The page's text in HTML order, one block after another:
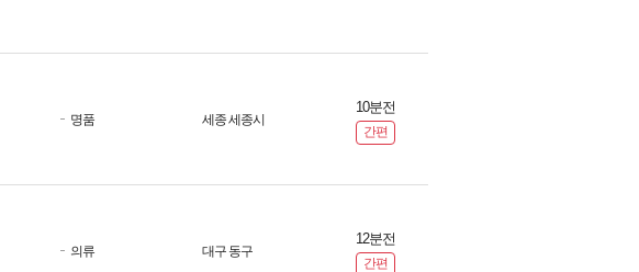
명품 세종 세종시
10분전
간편
의류 대구 동구
12분전
간편